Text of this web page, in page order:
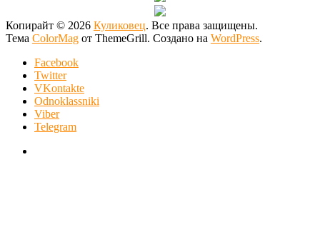
Копирайт © 2026 Куликовец. Все права защищены.
Тема ColorMag от ThemeGrill. Создано на WordPress.
Facebook
Twitter
VKontakte
Odnoklassniki
Viber
Telegram